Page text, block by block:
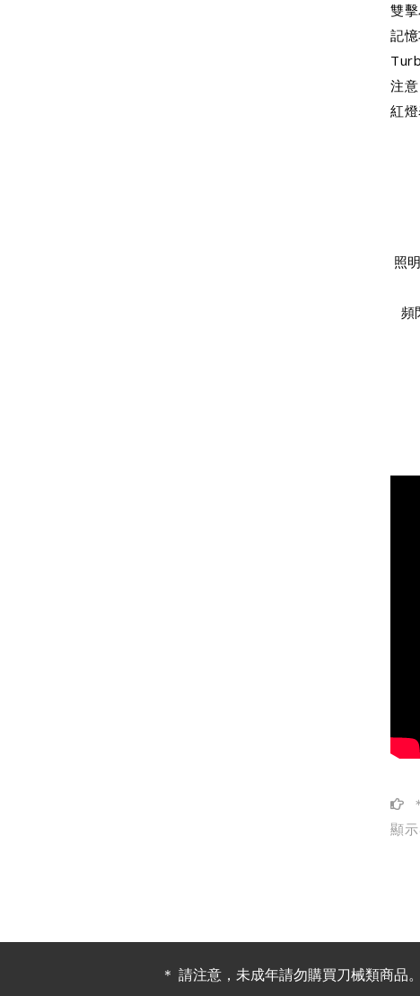
雙
記
注
紅
照
頻
顯
＊ 請注意，未成年請勿購買刀械類商品。